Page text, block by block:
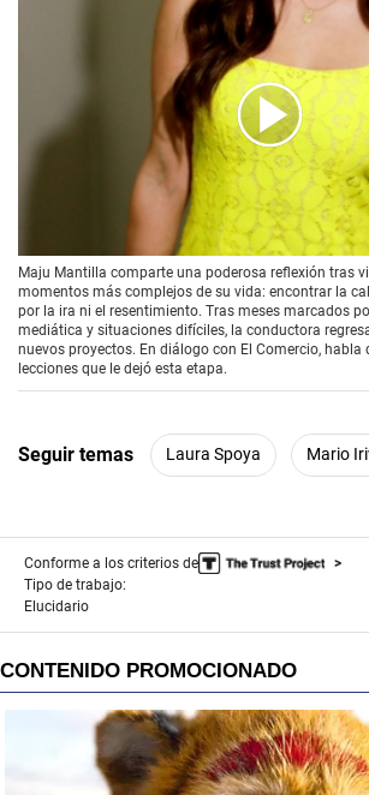
01:26
Maju Mantilla comparte una poderosa reflexión tras
momentos más complejos de su vida: encontrar la
por la ira ni el resentimiento. Tras meses marcados
mediática y situaciones difíciles, la conductora
nuevos proyectos. En diálogo con El Comercio, habla
lecciones que le dejó esta etapa.
Seguir temas Laura Spoya Mario
Conforme a los criterios de
Tipo de trabajo:
Elucidario